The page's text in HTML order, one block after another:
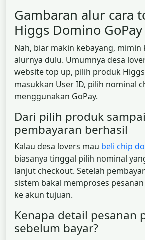
Gambaran alur cara
Higgs Domino GoPay
Nah, biar makin kebayang, mimin
alurnya dulu. Umumnya desa
website top up, pilih produk
masukkan User ID, pilih nominal
menggunakan GoPay.
Dari pilih produk sampai
pembayaran berhasil
Kalau desa lovers mau beli chip
biasanya tinggal pilih nominal
lanjut checkout. Setelah
sistem bakal memproses
ke akun tujuan.
Kenapa detail pesanan
sebelum bayar?